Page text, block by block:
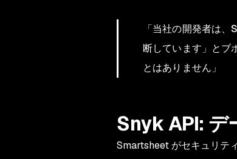
「当社の開発者は
断しています」とブ
とはありません」
Snyk API: デ
Smartsheet がセキュリテ